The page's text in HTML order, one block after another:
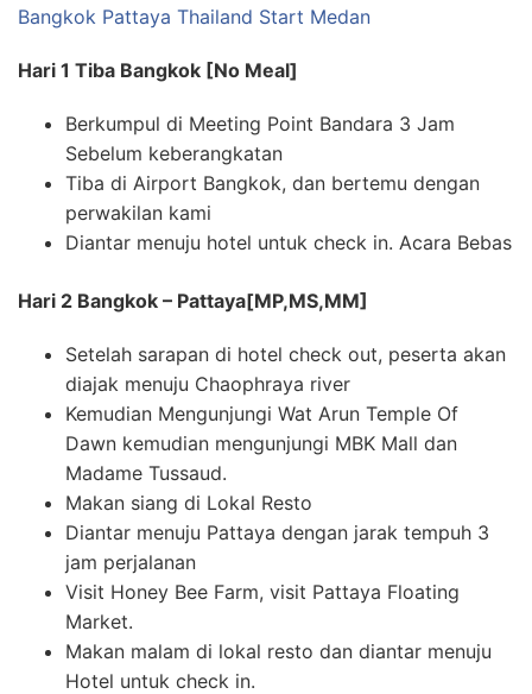
Bangkok Pattaya Thailand Start Medan
Hari 1 Tiba Bangkok [No Meal]
Berkumpul di Meeting Point Bandara 3 Jam
Sebelum keberangkatan
Tiba di Airport Bangkok, dan bertemu dengan
perwakilan kami
Diantar menuju hotel untuk check in. Acara Bebas
Hari 2 Bangkok – Pattaya[MP,MS,MM]
Setelah sarapan di hotel check out, peserta akan
diajak menuju Chaophraya river
Kemudian Mengunjungi Wat Arun Temple Of
Dawn kemudian mengunjungi MBK Mall dan
Madame Tussaud.
Makan siang di Lokal Resto
Diantar menuju Pattaya dengan jarak tempuh 3
jam perjalanan
Visit Honey Bee Farm, visit Pattaya Floating
Market.
Makan malam di lokal resto dan diantar menuju
Hotel untuk check in.